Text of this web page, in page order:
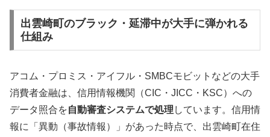
出雲崎町のブラック・延滞中が大手に弾かれる
仕組み
アコム・プロミス・アイフル・SMBCモビットなどの大手
消費者金融は、信用情報機関（CIC・JICC・KSC）への
データ照合を自動審査システムで処理 しています。信用情
報に「異動（事故情報）」があった時点で、出雲崎町在住